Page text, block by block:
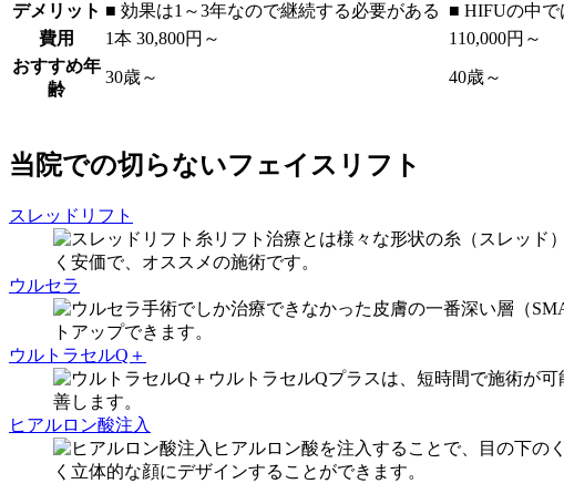
デメリット ■ 効果は1～3年なので継続する必要がある ■ HIFUの中
費用
1本 30,800円～ 110,000円～
おすすめ年
齢
30歳～ 40歳～
当院での切らないフェイスリフト
スレッドリフト
糸リフト治療とは様々な形状の糸（スレッド
く安価で、オススメの施術です。
ウルセラ
手術でしか治療できなかった皮膚の一番深い層（
トアップできます。
ウルトラセルQ＋
ウルトラセルQプラスは、短時間で施術が
善します。
ヒアルロン酸注入
ヒアルロン酸を注入することで、目の下の
く立体的な顔にデザインすることができます。